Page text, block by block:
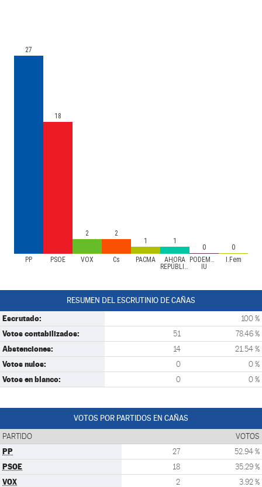
PP PSOE VOX Cs PACMA
AHORA
REPÚBLICAS
PODEMOS-
IU
I.Fem
27
18
2
2
1
1
0 0
RESUMEN DEL ESCRUTINIO DE CAÑAS
Escrutado: 100 %
Votos contabilizados: 51 78.46 %
Abstenciones: 14 21.54 %
Votos nulos: 0 0 %
Votos en blanco: 0 0 %
VOTOS POR PARTIDOS EN CAÑAS
PARTIDO VOTOS
PP 27 52.94 %
PSOE 18 35.29 %
VOX 2 3.92 %